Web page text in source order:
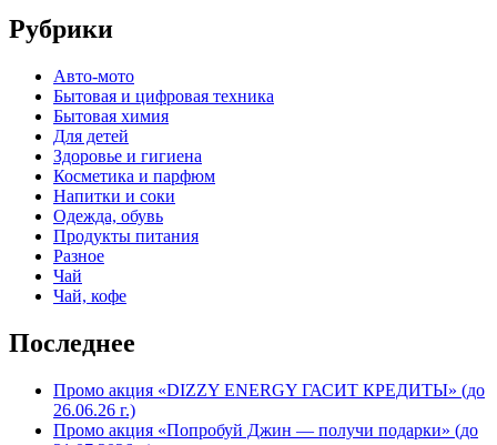
Рубрики
Авто-мото
Бытовая и цифровая техника
Бытовая химия
Для детей
Здоровье и гигиена
Косметика и парфюм
Напитки и соки
Одежда, обувь
Продукты питания
Разное
Чай
Чай, кофе
Последнее
Промо акция «DIZZY ENERGY ГАСИТ КРЕДИТЫ» (до
26.06.26 г.)
Промо акция «Попробуй Джин — получи подарки» (до